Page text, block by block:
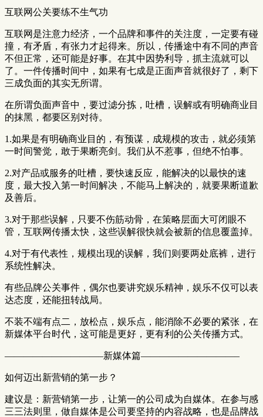
互联网公关要练不生气功
互联网是注意力经济，一个品牌和事件的关注度，一定要有碰
撞，有矛盾，有张力才起得来。所以，传播途中有不同的声音
不但正常，还可能是好事。在其中因势利导，抓主流就可以
了。一件传播时间中，如果有七成是正面声音就很好了，剩下
三成负面的其实无所谓。
在所谓负面声音中，要过滤分拣，吐槽，误解或有明确商业目
的抹黑，都要区别对待。
1.如果是有明确商业目的，有预谋，成规模的攻击，就必须第
一时间警觉，敢于果断亮剑。我们从不惹事，但绝不怕事。
2.对产品或服务的吐槽，要快速反应，能解决的以最快的速
度，最大投入第一时间解决，不能马上解决的，就要果断道歉
及善后。
3.对于那些误解，只要不伤筋动骨，在策略层面大可闭眼不
管，互联网传播太快，这些误解很快就会被新的信息覆盖掉。
4.对于有代表性，规模出现的误解，我们则要两处底裤，进行
系统性解决。
有些品牌公关事件，偶尔也要讲究娱乐精神，娱乐不仅可以表
达态度，还能扭转战局。
不装不端有点二，放松点，娱乐点，能消除不必要的紧张，在
新媒体平台时代，这可能是更好，更有利的公关传播方式。
——————————–新媒体篇——————————–
如何迈出新营销的第一步？
建议是：新营销第一步，让第一的公司成为自媒体。在参与感
三三法则里，做自媒体是公司要坚持的内容战略，也是品牌战